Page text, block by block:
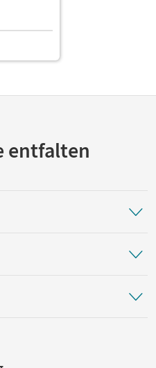
entfalten